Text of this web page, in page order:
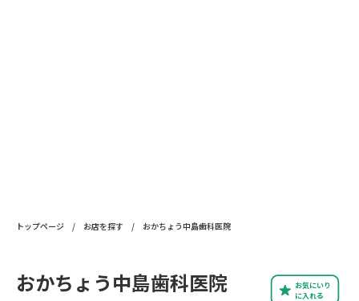
トップページ / お店を探す / おかちょう中島歯科医院
お気にいり
に入れる
おかちょう中島歯科医院